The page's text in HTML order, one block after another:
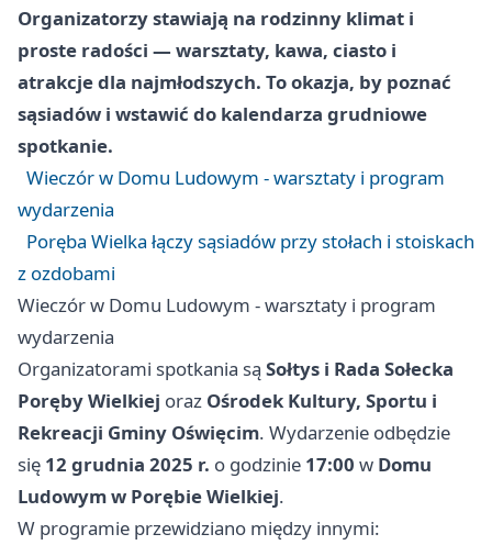
Organizatorzy stawiają na rodzinny klimat i
proste radości — warsztaty, kawa, ciasto i
atrakcje dla najmłodszych. To okazja, by poznać
sąsiadów i wstawić do kalendarza grudniowe
spotkanie.
Wieczór w Domu Ludowym - warsztaty i program
wydarzenia
Poręba Wielka łączy sąsiadów przy stołach i stoiskach
z ozdobami
Wieczór w Domu Ludowym - warsztaty i program
wydarzenia
Organizatorami spotkania są Sołtys i Rada Sołecka
Poręby Wielkiej oraz Ośrodek Kultury, Sportu i
Rekreacji Gminy Oświęcim. Wydarzenie odbędzie
się 12 grudnia 2025 r. o godzinie 17:00 w Domu
Ludowym w Porębie Wielkiej.
W programie przewidziano między innymi: